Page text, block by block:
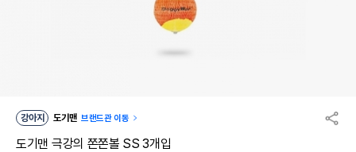
강아지 도기맨 브랜드관 이동
도기맨 극강의 쫀쫀볼 SS 3개입